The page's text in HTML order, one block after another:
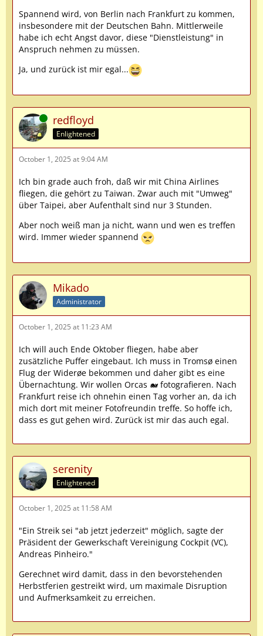
Spannend wird, von Berlin nach Frankfurt zu kommen,
insbesondere mit der Deutschen Bahn. Mittlerweile
habe ich echt Angst davor, diese "Dienstleistung" in
Anspruch nehmen zu müssen.
Ja, und zurück ist mir egal...
Online redfloyd
Enlightened
October 1, 2025 at 9:04 AM
Ich bin grade auch froh, daß wir mit China Airlines
fliegen, die gehört zu Taiwan. Zwar auch mit "Umweg"
über Taipei, aber Aufenthalt sind nur 3 Stunden.
Aber noch weiß man ja nicht, wann und wen es treffen
wird. Immer wieder spannend
Mikado
Administrator
October 1, 2025 at 11:23 AM
Ich will auch Ende Oktober fliegen, habe aber
zusätzliche Puffer eingebaut. Ich muss in Tromsø einen
Flug der Widerøe bekommen und daher gibt es eine
Übernachtung. Wir wollen Orcas 🐋 fotografieren. Nach
Frankfurt reise ich ohnehin einen Tag vorher an, da ich
mich dort mit meiner Fotofreundin treffe. So hoffe ich,
dass es gut gehen wird. Zurück ist mir das auch egal.
serenity
Enlightened
October 1, 2025 at 11:58 AM
"Ein Streik sei "ab jetzt jederzeit" möglich, sagte der
Präsident der Gewerkschaft Vereinigung Cockpit (VC),
Andreas Pinheiro."
Gerechnet wird damit, dass in den bevorstehenden
Herbstferien gestreikt wird, um maximale Disruption
und Aufmerksamkeit zu erreichen.